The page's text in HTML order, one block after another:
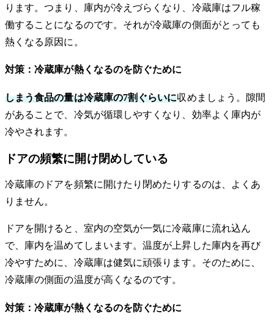
ります。つまり、庫内が冷えづらくなり、冷蔵庫はフル稼
働することになるのです。それが冷蔵庫の側面がとっても
熱くなる原因に。
対策：冷蔵庫が熱くなるのを防ぐために
しまう食品の量は冷蔵庫の7割ぐらいに収めましょう。隙間
があることで、冷気が循環しやすくなり、効率よく庫内が
冷やされます。
ドアの頻繁に開け閉めしている
冷蔵庫のドアを頻繁に開けたり閉めたりするのは、よくあ
りません。
ドアを開けると、室内の空気が一気に冷蔵庫に流れ込ん
で、庫内を温めてしまいます。温度が上昇した庫内を再び
冷やすために、冷蔵庫は健気に頑張ります。そのために、
冷蔵庫の側面の温度が高くなるのです。
対策：冷蔵庫が熱くなるのを防ぐために